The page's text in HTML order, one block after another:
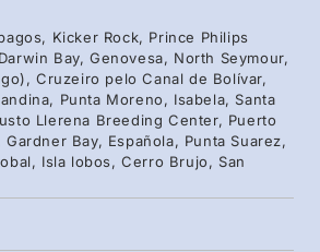
que não temem o ser
por túneis de lava ou nadar
verdes, cada recanto é uma
nova descoberta. Como se
o Silver Origin
o conforto.
Kicker Rock, Prince Philips
Bay, Genovesa, North Seymour,
Cruzeiro pelo Canal de Bolívar,
Punta Moreno, Isabela, Santa
Llerena Breeding Center, Puerto
Bay, Española, Punta Suarez,
Isla lobos, Cerro Brujo, San